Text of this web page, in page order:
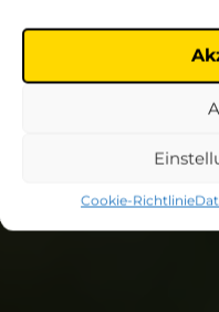
Cookie-Richtlinie